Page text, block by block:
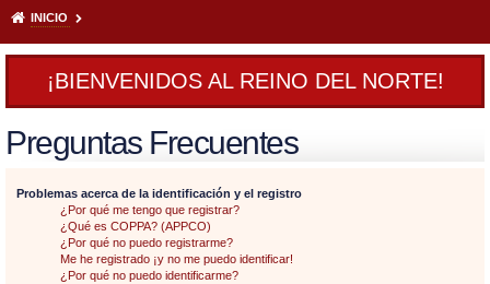
INICIO
¡BIENVENIDOS AL REINO DEL NORTE!
Preguntas Frecuentes
Problemas acerca de la identificación y el registro
¿Por qué me tengo que registrar?
¿Qué es COPPA? (APPCO)
¿Por qué no puedo registrarme?
Me he registrado ¡y no me puedo identificar!
¿Por qué no puedo identificarme?